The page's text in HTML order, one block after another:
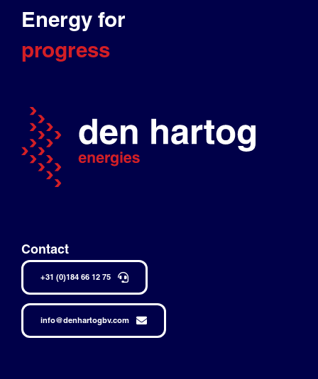
Energy for
progress
Contact
+31 (0)184 66 12 75
info@denhartogbv.com